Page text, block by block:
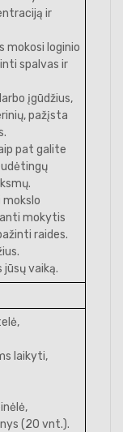
ir
mokosi loginio
spalvas ir
įgūdžius,
pažįsta
pat galite
mokslo
mokytis
raides.
jūsų vaiką.
laikyti,
(20 vnt.).